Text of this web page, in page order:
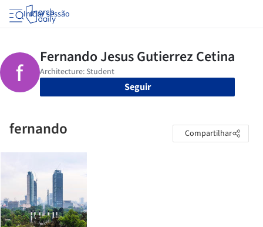
Iniciar sessão
Seguir
fernando Compartilhar